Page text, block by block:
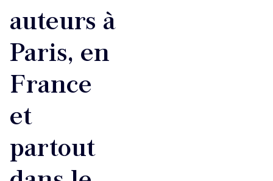
auteurs à
Paris, en
France
et
partout